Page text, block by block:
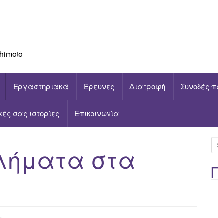
Εργαστηριακά Έρευνες Διατροφή Συνοδές
σας ιστορίες Επικοινωνία
στα
e
a
r